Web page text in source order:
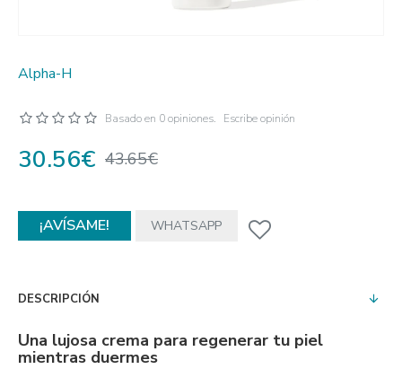
Alpha-H
Basado en 0 opiniones. Escribe opinión
30.56€ 43.65€
¡AVÍSAME! WHATSAPP
DESCRIPCIÓN
Una lujosa crema para regenerar tu piel
mientras duermes